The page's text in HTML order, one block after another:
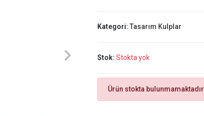
Kategori: Tasarım Kulplar
Stok: Stokta yok
Ürün stokta